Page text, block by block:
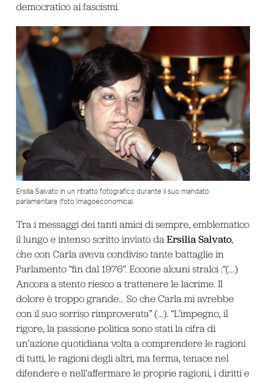
democratico ai fascismi.
Ersilia Salvato in un ritratto fotografico durante il suo mandato
parlamentare (foto Imagoeconomica).
Tra i messaggi dei tanti amici di sempre, emblematico
il lungo e intenso scritto inviato daErsilia Salvato,
che con Carla aveva condiviso tante battaglie in
Parlamento “fin dal 1976”. Eccone alcuni stralci :“(…)
Ancora a stento riesco a trattenere le lacrime. Il
dolore è troppo grande… So che Carla mi avrebbe
con il suo sorriso rimproverata” (…). “L’impegno, il
rigore, la passione politica sono stati la cifra di
un’azione quotidiana volta a comprendere le ragioni
di tutti, le ragioni degli altri, ma ferma, tenace nel
difendere e nell’affermare le proprie ragioni, i diritti e